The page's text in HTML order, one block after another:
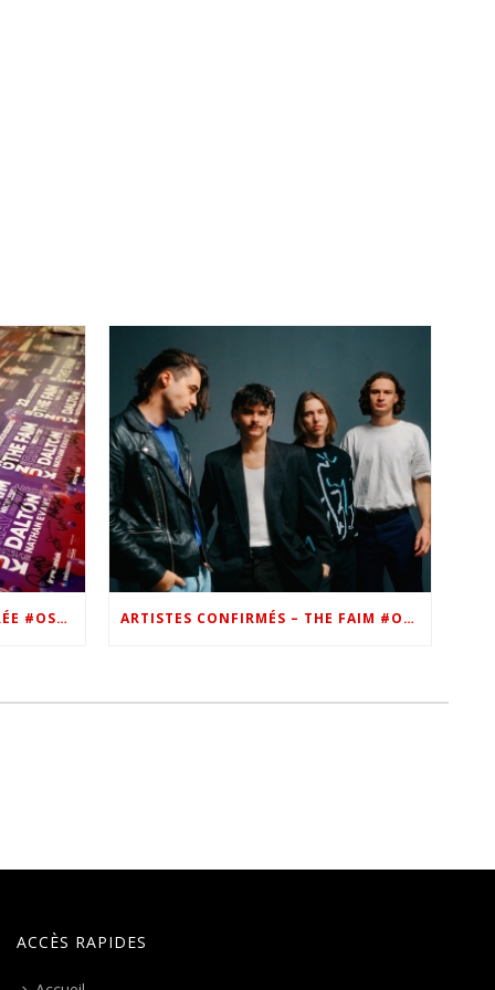
VIP – LES PHOTOS DE LA SOIRÉE #OSN22 ARTISTES CONFIRMÉS – THE FAIM #OSN22
ACCÈS RAPIDES